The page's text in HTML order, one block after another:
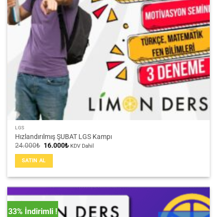
LGS
Hızlandırılmış ŞUBAT LGS Kampı
24.000₺ Orijinal
24.000₺.
16.000₺Şu
KDV Dahil
SATIN AL
33% İndirimli !